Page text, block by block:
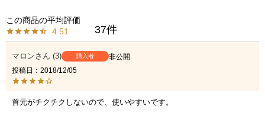
4.51 37
マロン 3 購入者
非公開
投稿日
2018/12/05
首元がチクチクしないので、使いやすいです。